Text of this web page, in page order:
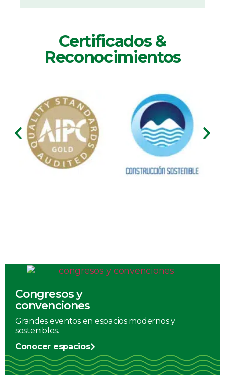
Certificados &
Reconocimientos
Congresos y
convenciones
Grandes eventos en espacios modernos y
sostenibles.
Conocer espacios